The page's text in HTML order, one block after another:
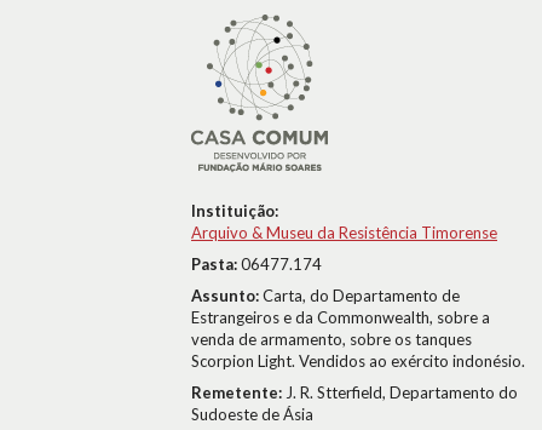
Instituição:
Arquivo & Museu da Resistência Timorense
Pasta:06477.174
Assunto:Carta, do Departamento de
Estrangeiros e da Commonwealth, sobre a
venda de armamento, sobre os tanques
Scorpion Light. Vendidos ao exército indonésio.
Remetente: J. R. Stterfield, Departamento do
Sudoeste de Ásia